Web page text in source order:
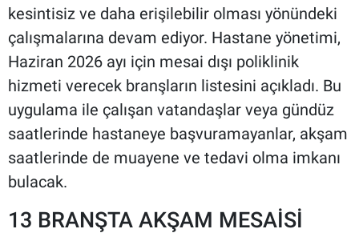
kesintisiz ve daha erişilebilir olması yönündeki
çalışmalarına devam ediyor. Hastane yönetimi,
Haziran 2026 ayı için mesai dışı poliklinik
hizmeti verecek branşların listesini açıkladı. Bu
uygulama ile çalışan vatandaşlar veya gündüz
saatlerinde hastaneye başvuramayanlar, akşam
saatlerinde de muayene ve tedavi olma imkanı
bulacak.
13 BRANŞTA AKŞAM MESAİSİ